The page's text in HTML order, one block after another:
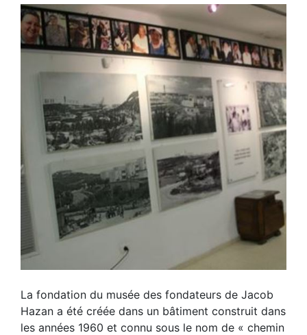
La fondation du musée des fondateurs de Jacob
Hazan a été créée dans un bâtiment construit dans
les années 1960 et connu sous le nom de « chemin